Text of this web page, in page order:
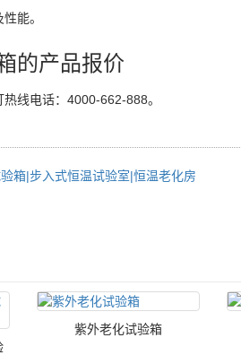
能。
的产品报价
线电话：4000-662-888。
箱|步入式恒温试验室|恒温老化房
紫外老化试验箱